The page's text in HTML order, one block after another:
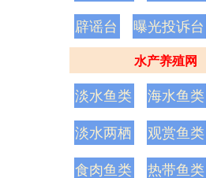
辟谣台 曝光投诉台
水产养殖网
淡水鱼类 海水鱼类
淡水两栖 观赏鱼类
食肉鱼类 热带鱼类